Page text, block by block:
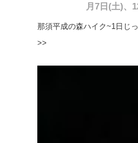
月7日(土)、
那須平成の森ハイク~1日じ
>>